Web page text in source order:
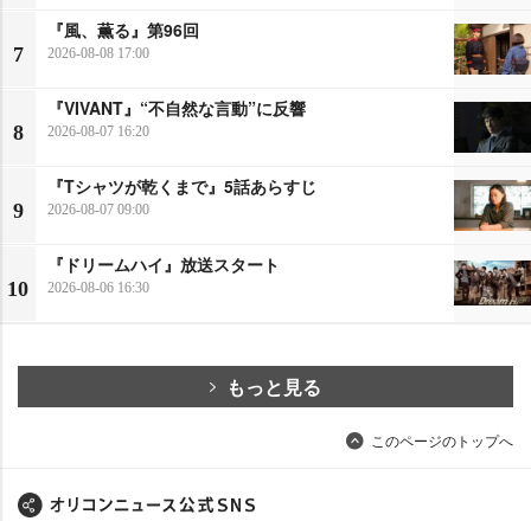
7
『風、薫る』第96回
2026-08-08 17:00
8
『VIVANT』“不自然な言動”に反響
2026-08-07 16:20
9
『Tシャツが乾くまで』5話あらすじ
2026-08-07 09:00
10
『ドリームハイ』放送スタート
2026-08-06 16:30
もっと見る
このページのトップへ